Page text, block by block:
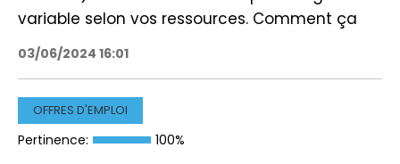
variable selon vos ressources. Comment ça
03/06/2024 16:01
OFFRES D'EMPLOI
Pertinence: 100%